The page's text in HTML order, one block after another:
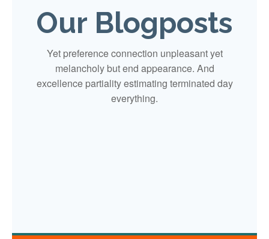
Our Blogposts
Yet preference connection unpleasant yet
melancholy but end appearance. And
excellence partiality estimating terminated day
everything.